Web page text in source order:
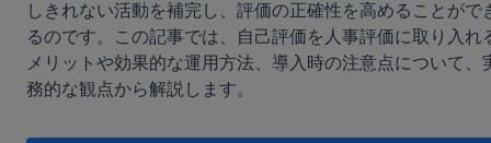
セミナー
お役立ち資料
しきれない活動を補完し、評価の正確性を高めることがで
るのです。この記事では、自己評価を人事評価に取り入れ
メリットや効果的な運用方法、導入時の注意点について、
務的な観点から解説します。